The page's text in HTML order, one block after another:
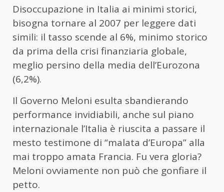
Disoccupazione in Italia ai minimi storici,
bisogna tornare al 2007 per leggere dati
simili: il tasso scende al 6%, minimo storico
da prima della crisi finanziaria globale,
meglio persino della media dell’Eurozona
(6,2%).
Il Governo Meloni esulta sbandierando
performance invidiabili, anche sul piano
internazionale l’Italia è riuscita a passare il
mesto testimone di “malata d’Europa” alla
mai troppo amata Francia. Fu vera gloria?
Meloni ovviamente non può che gonfiare il
petto.